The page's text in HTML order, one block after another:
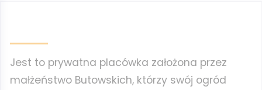
Jest to prywatna placówka założona przez
małżeństwo Butowskich, którzy swój ogród